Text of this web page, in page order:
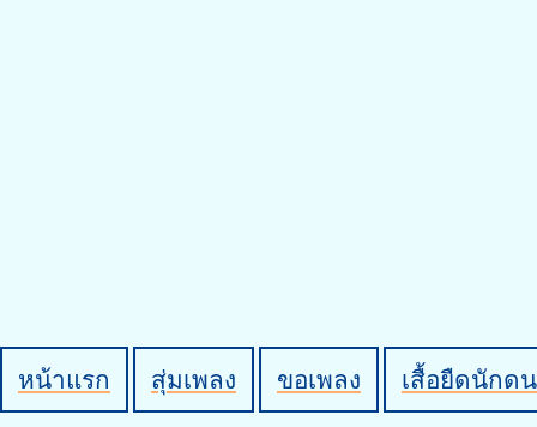
หน้าแรก สุ่มเพลง ขอเพลง เสื้อยืดนักด